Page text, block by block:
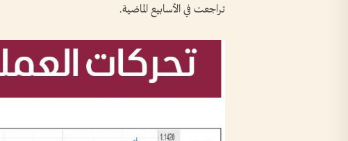
​تراجعت في الأسابيع الماضية.